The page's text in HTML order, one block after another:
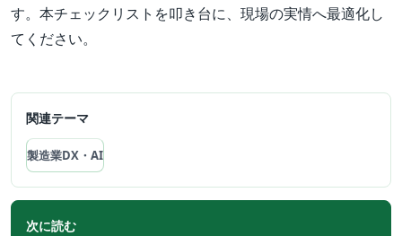
す。本チェックリストを叩き台に、現場の実情へ最適化し
てください。
関連テーマ
製造業DX・AI
次に読む